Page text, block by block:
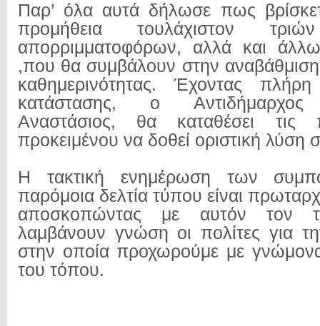
Παρ’ όλα αυτά δήλωσε πως
προμήθεια τουλάχιστον
απορριμματοφόρων, αλλά και
,που θα συμβάλουν στην
καθημερινότητας. Έχοντας
κατάστασης, ο Αντιδήμαρχος
Αναστάσιος, θα καταθέσει τις
προκειμένου να δοθεί οριστική λύση
Η τακτική ενημέρωση των
παρόμοια δελτία τύπου είναι
αποσκοπώντας με αυτόν τον
λαμβάνουν γνώση οι πολίτες για
στην οποία προχωρούμε με
του τόπου.